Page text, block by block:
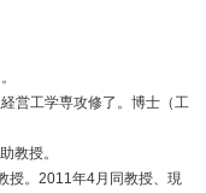
営工学専攻修了。博士（工
教授。
授。2011年4月同教授、現